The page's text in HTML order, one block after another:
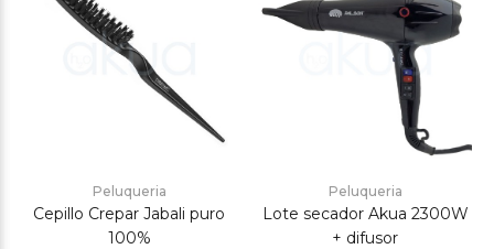
Peluqueria
Cepillo Crepar Jabali puro
100%
Peluqueria
Lote secador Akua 2300W
+ difusor